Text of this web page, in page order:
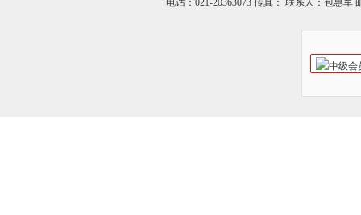
电话：021-20363073 传真： 联系人：包惠军